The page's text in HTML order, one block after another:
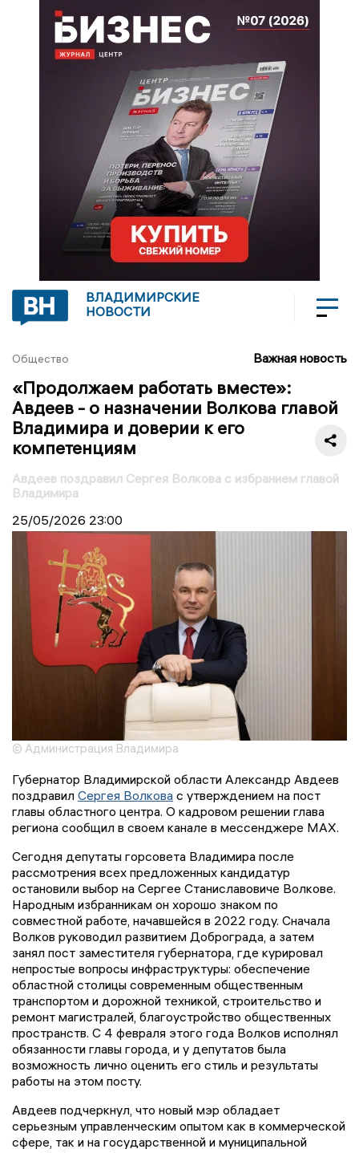
ВЛАДИМИРСКИЕ
НОВОСТИ
Общество Важная новость
«Продолжаем работать вместе»:
Авдеев - о назначении Волкова главой
Владимира и доверии к его
компетенциям
Авдеев поздравил Сергея Волкова с избранием главой
Владимира
25/05/2026 23:00
© Администрация Владимира
Губернатор Владимирской области Александр Авдеев
поздравил Сергея Волкова с утверждением на пост
главы областного центра. О кадровом решении глава
региона сообщил в своем канале в мессенджере МАХ.
Сегодня депутаты горсовета Владимира после
рассмотрения всех предложенных кандидатур
остановили выбор на Сергее Станиславовиче Волкове.
Народным избранникам он хорошо знаком по
совместной работе, начавшейся в 2022 году. Сначала
Волков руководил развитием Доброграда, а затем
занял пост заместителя губернатора, где курировал
непростые вопросы инфраструктуры: обеспечение
областной столицы современным общественным
транспортом и дорожной техникой, строительство и
ремонт магистралей, благоустройство общественных
пространств. С 4 февраля этого года Волков исполнял
обязанности главы города, и у депутатов была
возможность лично оценить его стиль и результаты
работы на этом посту.
Авдеев подчеркнул, что новый мэр обладает
серьезным управленческим опытом как в коммерческой
сфере, так и на государственной и муниципальной